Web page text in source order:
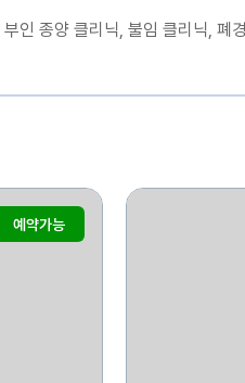
인 종양 클리닉, 불임 클리닉, 폐
예약가능